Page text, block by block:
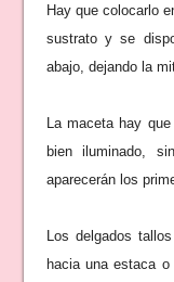
Hay que colocarlo
sustrato y se
abajo, dejando la
La maceta hay
bien iluminado,
aparecerán los
Los delgados
hacia una estaca